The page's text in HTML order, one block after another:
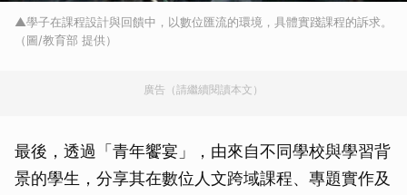
▲學子在課程設計與回饋中，以數位匯流的環境，具體實踐課程的訴求。
（圖/教育部 提供）
廣告（請繼續閱讀本文）
最後，透過「青年饗宴」，由來自不同學校與學習背
景的學生，分享其在數位人文跨域課程、專題實作及